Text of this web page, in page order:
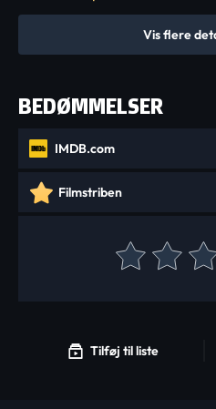
Vis flere
BEDØMMELSER
IMDB.com
Filmstriben
Tilføj til liste